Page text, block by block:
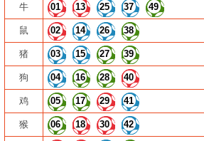
牛 01 13 25 37 49
鼠 02 14 26 38
猪 03 15 27 39
狗 04 16 28 40
鸡 05 17 29 41
猴 06 18 30 42